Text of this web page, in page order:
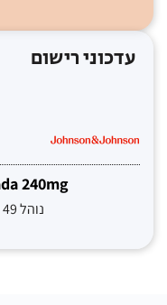
עדכוני רישום
240mg
נוהל 49 סעיף 3.1, סעיף 3.2.3